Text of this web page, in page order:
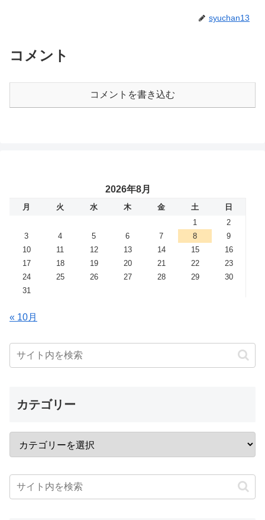
syuchan13
コメント
コメントを書き込む
2026年8月
月 火 水 木 金 土
日
1
2
3
4 5 6 7 8
9
10
11 12 13 14 15
16
17
18 19 20 21 22
23
24
25 26 27 28 29
30
31
« 10月
カテゴリー